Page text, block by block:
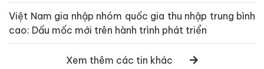
Việt Nam gia nhập nhóm quốc gia thu nhập trung bình
cao: Dấu mốc mới trên hành trình phát triển
Xem thêm các tin khác